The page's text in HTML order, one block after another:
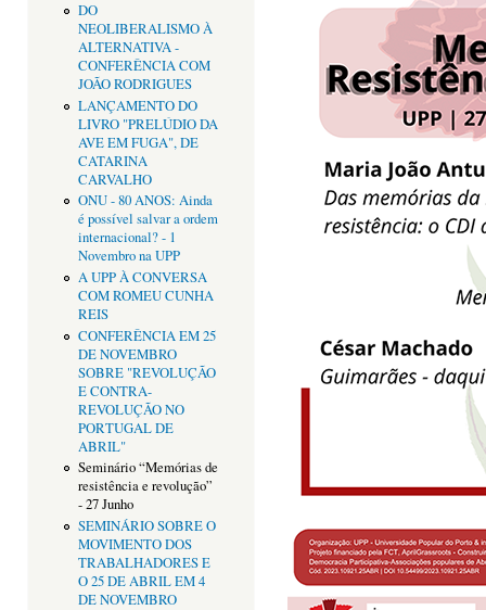
DO
NEOLIBERALISMO À
ALTERNATIVA -
CONFERÊNCIA COM
JOÃO RODRIGUES
LANÇAMENTO DO
LIVRO "PRELÚDIO DA
AVE EM FUGA", DE
CATARINA
CARVALHO
ONU - 80 ANOS: Ainda
é possível salvar a ordem
internacional? - 1
Novembro na UPP
A UPP À CONVERSA
COM ROMEU CUNHA
REIS
CONFERÊNCIA EM 25
DE NOVEMBRO
SOBRE "REVOLUÇÃO
E CONTRA-
REVOLUÇÃO NO
PORTUGAL DE
ABRIL"
Seminário “Memórias de
resistência e revolução”
- 27 Junho
SEMINÁRIO SOBRE O
MOVIMENTO DOS
TRABALHADORES E
O 25 DE ABRIL EM 4
DE NOVEMBRO